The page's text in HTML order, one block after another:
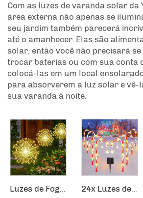
Com as luzes de varanda solar da
área externa não apenas se
seu jardim também parecerá
até o amanhecer. Elas são
solar, então você não precisará
trocar baterias ou com sua conta
colocá-las em um local
para absorverem a luz solar e vê-
sua varanda à noite.
Luzes de Fogos de Artifício Impermeáveis para Uso Externo Luzes de Dente-de-Leão Piscando Cordão de Luzes de Fadas com 120 LEDs Luminárias Solares para Gramado 24x Luzes de Caminho de Natal Solar para Decoração Externa de Caminhos